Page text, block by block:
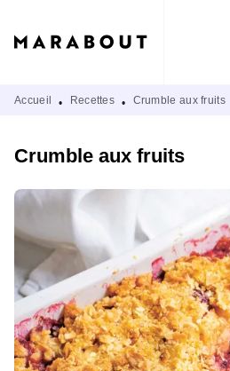
Accueil • Recettes • Crumble aux fruits
Crumble aux fruits